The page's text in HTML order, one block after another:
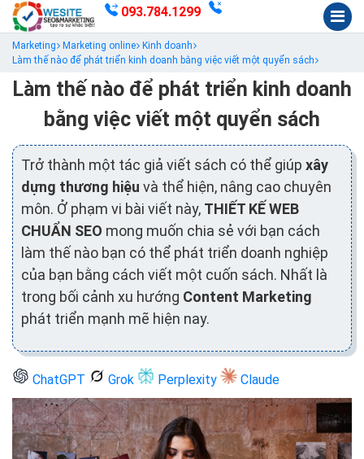
093.784.1299
Marketing Marketing online
Kinh doanh
Làm thế nào để phát triển kinh doanh bằng việc viết một quyển sách
Làm thế nào để phát triển kinh doanh
bằng việc viết một quyển sách
Trở thành một tác giả viết sách có thể giúp xây
dựng thương hiệu và thể hiện, nâng cao chuyên
môn. Ở phạm vi bài viết này, THIẾT KẾ WEB
CHUẨN SEO mong muốn chia sẻ với bạn cách
làm thế nào bạn có thể phát triển doanh nghiệp
của bạn bằng cách viết một cuốn sách. Nhất là
trong bối cảnh xu hướng Content Marketing
phát triển mạnh mẽ hiện nay.
ChatGPT Grok Perplexity Claude